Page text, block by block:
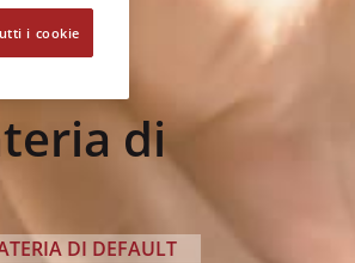
di
DI DEFAULT
i cookie